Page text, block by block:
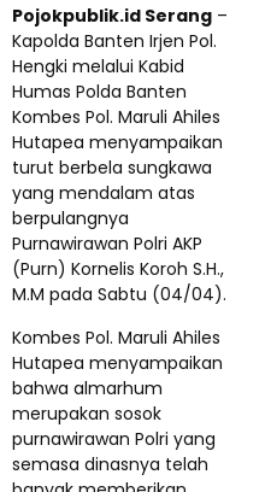
Pojokpublik.id Serang –
Kapolda Banten Irjen Pol.
Hengki melalui Kabid
Humas Polda Banten
Kombes Pol. Maruli Ahiles
Hutapea menyampaikan
turut berbela sungkawa
yang mendalam atas
berpulangnya
Purnawirawan Polri AKP
(Purn) Kornelis Koroh S.H.,
M.M pada Sabtu (04/04).
Kombes Pol. Maruli Ahiles
Hutapea menyampaikan
bahwa almarhum
merupakan sosok
purnawirawan Polri yang
semasa dinasnya telah